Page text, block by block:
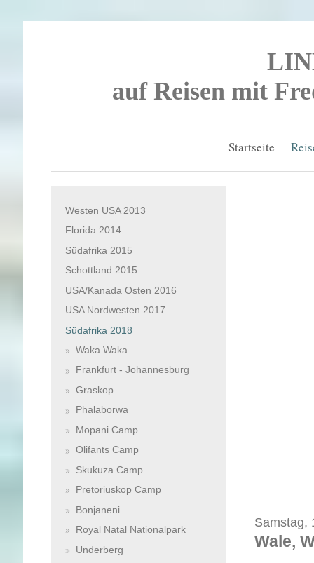
auf Reisen mit
Startseite
Samstag,
Wale,
Westen USA 2013
Florida 2014
Südafrika 2015
Schottland 2015
USA/Kanada Osten 2016
USA Nordwesten 2017
Südafrika 2018
Waka Waka
Frankfurt - Johannesburg
Graskop
Phalaborwa
Mopani Camp
Olifants Camp
Skukuza Camp
Pretoriuskop Camp
Bonjaneni
Royal Natal Nationalpark
Underberg